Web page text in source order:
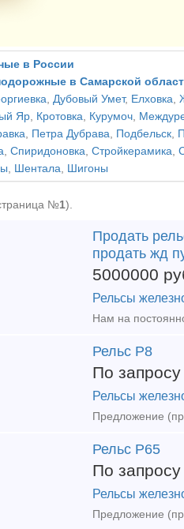
в России
в Самарской
, Дубовый Умет, Елховка,
Яр, Кротовка, Курумоч,
, Петра Дубрава, Подбельск,
, Спиридоновка, Стройкерамика,
, Шентала, Шигоны
№1).
Продать
продать жд
5000000
Рельсы
Рельс Р8
По запросу
Рельсы
Предложение
Рельс Р65
По запросу
Рельсы